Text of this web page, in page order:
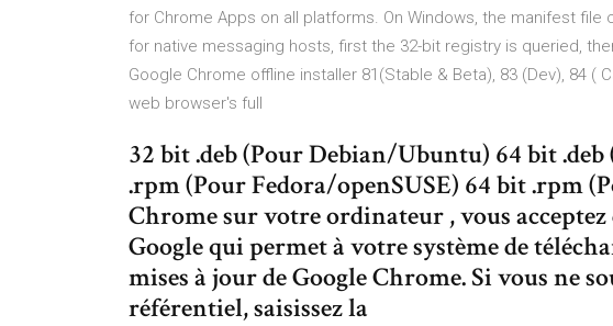
for Chrome Apps on all platforms. On Windows, the manifest
for native messaging hosts, first the 32-bit registry is queried,
Google Chrome offline installer 81(Stable & Beta), 83 (Dev), 84 (
web browser's full
32 bit .deb (Pour Debian/Ubuntu) 64 bit
.rpm (Pour Fedora/openSUSE) 64 bit .rpm
Chrome sur votre ordinateur , vous
Google qui permet à votre système de
mises à jour de Google Chrome. Si vous ne
référentiel, saisissez la